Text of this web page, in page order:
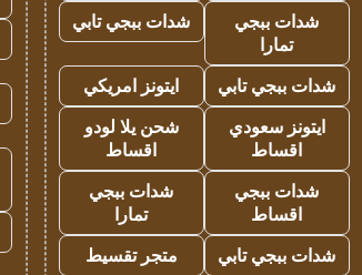
شدات ببجي
تمارا
شدات ببجي تابي
شدات ببجي تابي
ايتونز امريكي
ايتونز سعودي
اقساط
شحن يلا لودو
اقساط
شدات ببجي
اقساط
شدات ببجي
تمارا
شدات ببجي تابي
متجر تقسيط